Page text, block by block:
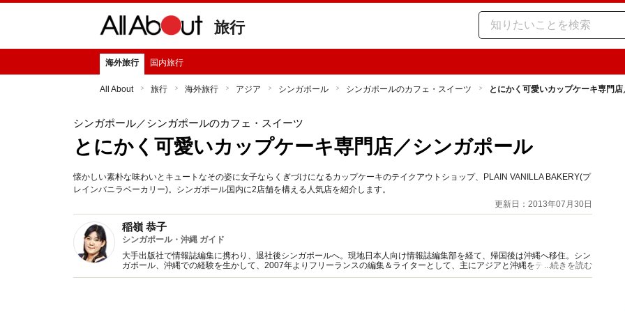
旅行
海外旅行 国内旅行
All About 旅行 海外旅行 アジア シンガポール シンガポールのカフェ・スイーツ とにかく可愛いカップケーキ専門
シンガポール／シンガポールのカフェ・スイーツ
とにかく可愛いカップケーキ専門店／シンガポール
懐かしい素朴な味わいとキュートなその姿に女子ならくぎづけになるカップケーキのテイクアウトショップ、PLAIN VANILLA BAKERY(プ
レインバニラベーカリー)。シンガポール国内に2店舗を構える人気店を紹介します。
更新日：2013年07月30日
稲嶺 恭子
シンガポール・沖縄 ガイド
大手出版社で情報誌編集に携わり、退社後シンガポールへ。現地日本人向け情報誌編集部を経て、帰国後は沖縄へ移住。シン
ガポール、沖縄での経験を生かして、2007年よりフリーランスの編集＆ライターとして、主にアジアと沖縄をテーマとした
ガイドブック・雑誌・書籍・ウエブ媒体などで活躍中。
...続きを読む